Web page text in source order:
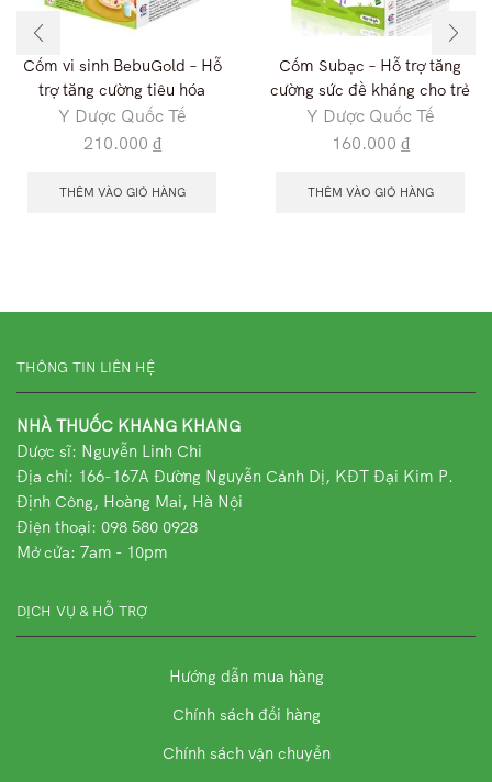
Cốm vi sinh BebuGold – Hỗ
trợ tăng cường tiêu hóa
Y Dược Quốc Tế
210.000 ₫
THÊM VÀO GIỎ HÀNG
Cốm Subạc – Hỗ trợ tăng
cường sức đề kháng cho trẻ
Y Dược Quốc Tế
160.000 ₫
THÊM VÀO GIỎ HÀNG
THÔNG TIN LIÊN HỆ
NHÀ THUỐC KHANG KHANG
Dược sĩ: Nguyễn Linh Chi
Địa chỉ: 166-167A Đường Nguyễn Cảnh Dị, KĐT Đại Kim P.
Định Công, Hoàng Mai, Hà Nội
Điện thoại: 098 580 0928
Mở cửa: 7am - 10pm
DỊCH VỤ & HỖ TRỢ
Hướng dẫn mua hàng
Chính sách đổi hàng
Chính sách vận chuyển